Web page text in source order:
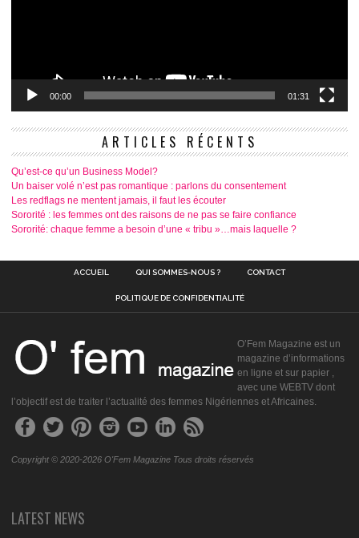
00:00 01:31
ARTICLES RÉCENTS
Qu’est-ce qu’un Business Model?
Un baiser volé n’est pas romantique : parlons du consentement
Les redflags ne mentent jamais, il faut les écouter
Sororité : les femmes ont des raisons de ne pas se faire confiance
Sororité: chaque femme a besoin d’une « tribu »…mais laquelle ?
ACCUEIL QUI SOMMES-NOUS ? CONTACT
POLITIQUE DE CONFIDENTIALITÉ
O’Fem Magazine est un
magazine d’informations
en ligne et sur papier ,
avec une WEBTV dont
l’objectif est de traiter l’actualité des femmes Nigériennes et Africaines.
Copyright © 2020-2026 O'Fem Magazine Tous droits réservés
LATEST NEWS